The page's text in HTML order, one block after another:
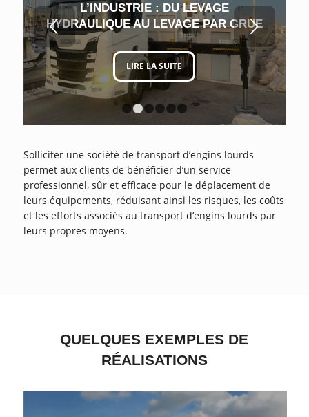
L’INDUSTRIE : DU LEVAGE
HYDRAULIQUE AU LEVAGE PAR GRUE
LIRE LA SUITE
Suivant
4 5 6
Solliciter une société de transport d’engins lourds
permet aux clients de bénéficier d’un service
professionnel, sûr et efficace pour le déplacement de
leurs équipements, réduisant ainsi les risques, les coûts
et les efforts associés au transport d’engins lourds par
leurs propres moyens.
QUELQUES EXEMPLES DE
RÉALISATIONS